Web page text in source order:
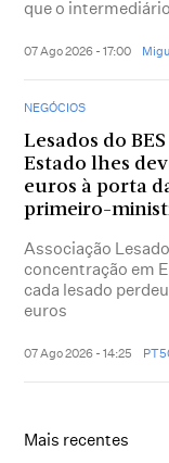
que o
07 Ago 2026 - 17:00
NEGÓCIOS
Lesados do
Estado lhes
euros à porta
primeiro-
Associação
concentração em
cada lesado
euros
07 Ago 2026 - 14:25
Mais recentes